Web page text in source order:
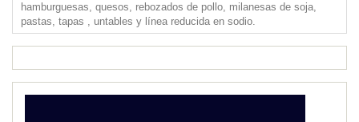
hamburguesas, quesos, rebozados de pollo, milanesas de soja,
pastas, tapas , untables y línea reducida en sodio.